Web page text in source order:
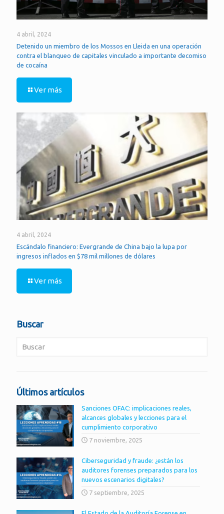
4 abril, 2024
Detenido un miembro de los Mossos en Lleida en una operación
contra el blanqueo de capitales vinculado a importante decomiso
de cocaína
Ver más
4 abril, 2024
Escándalo financiero: Evergrande de China bajo la lupa por
ingresos inflados en $78 mil millones de dólares
Ver más
Buscar
Últimos artículos
Sanciones OFAC: implicaciones reales,
alcances globales y lecciones para el
cumplimiento corporativo
7 noviembre, 2025
Ciberseguridad y fraude: ¿están los
auditores forenses preparados para los
nuevos escenarios digitales?
7 septiembre, 2025